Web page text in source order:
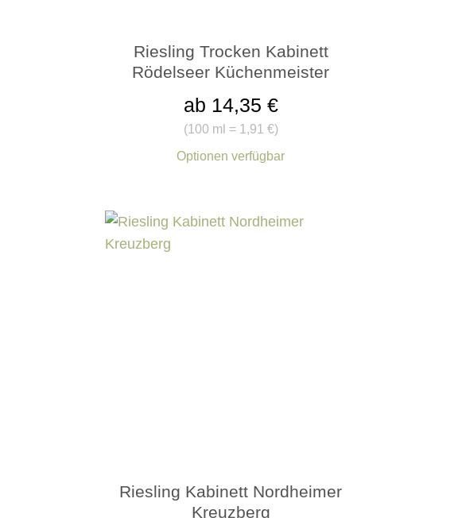
Riesling Trocken Kabinett
Rödelseer Küchenmeister
(100 ml = 1,91 €)
ab 14,35 €
Optionen verfügbar
Riesling Kabinett Nordheimer
Kreuzberg